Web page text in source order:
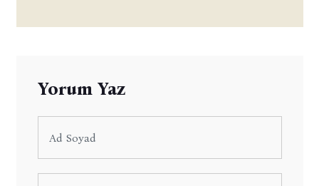
Yorum Yaz